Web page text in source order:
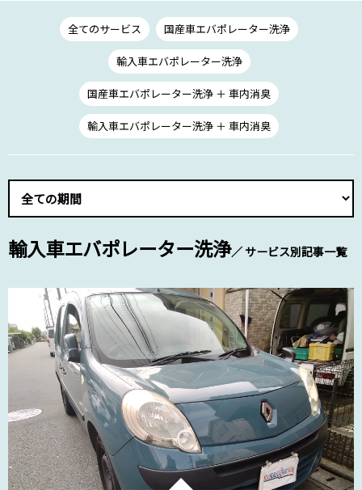
全てのサービス 国産車エバポレーター洗浄
輸入車エバポレーター洗浄
国産車エバポレーター洗浄 ＋ 車内消臭
輸入車エバポレーター洗浄 ＋ 車内消臭
輸入車エバポレーター洗浄／ サービス別記事一覧